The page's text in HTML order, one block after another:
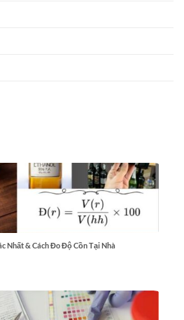
Nhất & Cách Đo Độ Cồn Tại Nhà